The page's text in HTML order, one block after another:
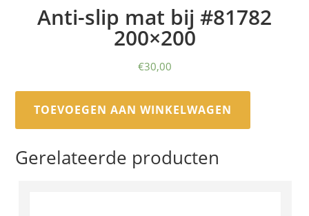
Anti-slip mat bij #81782
200×200
€30,00
TOEVOEGEN AAN WINKELWAGEN
Gerelateerde producten